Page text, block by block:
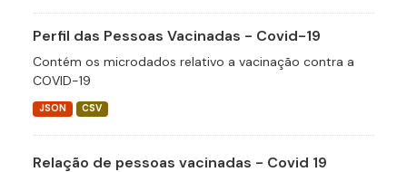
Perfil das Pessoas Vacinadas - Covid-19
Contém os microdados relativo a vacinação contra a
COVID-19
JSON CSV
Relação de pessoas vacinadas - Covid 19